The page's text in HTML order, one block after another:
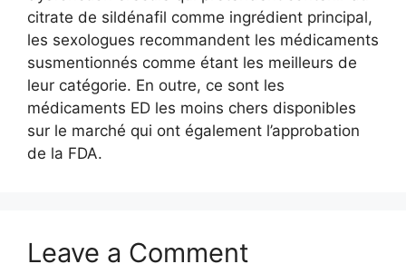
citrate de sildénafil comme ingrédient principal,
les sexologues recommandent les médicaments
susmentionnés comme étant les meilleurs de
leur catégorie. En outre, ce sont les
médicaments ED les moins chers disponibles
sur le marché qui ont également l’approbation
de la FDA.
Leave a Comment